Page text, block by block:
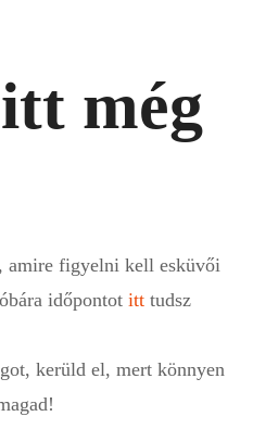
még
amire figyelni kell esküvői
időpontot itt tudsz
kerüld el, mert könnyen